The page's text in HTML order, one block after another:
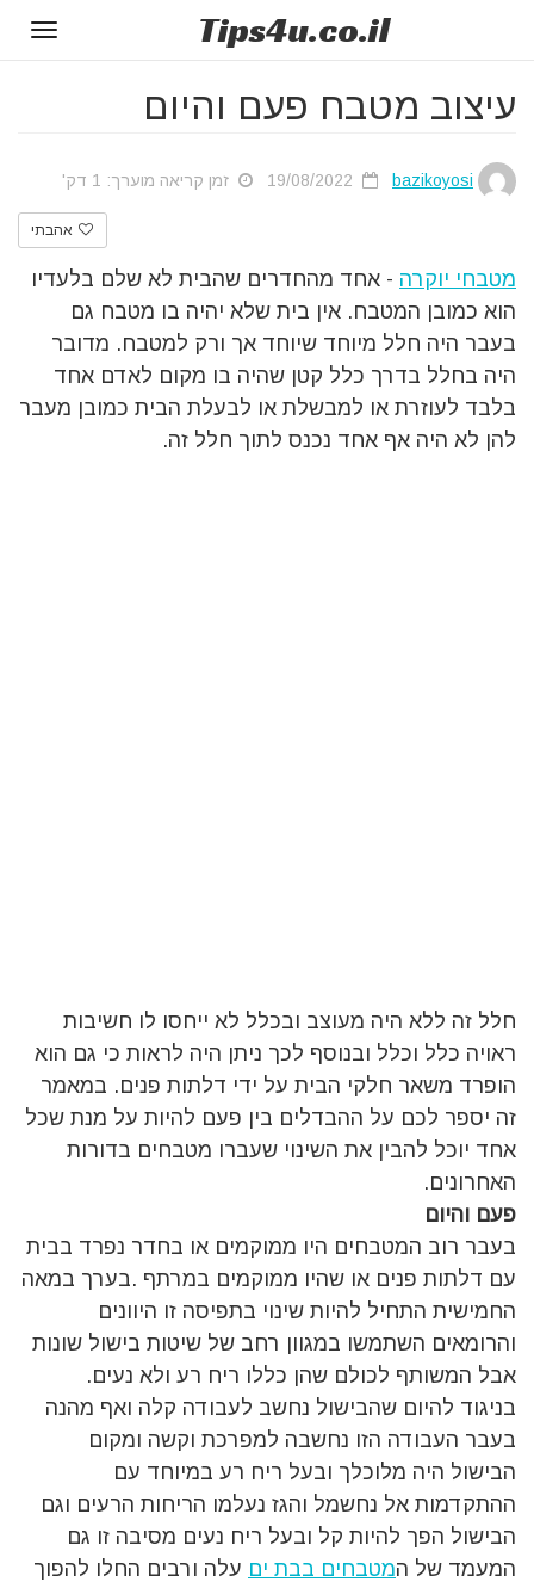
Tips4u.co.il
עיצוב מטבח פעם והיום
bazikoyosi זמן קריאה מוערך: 1 דק'
אהבתי
מטבחי יוקרה - אחד מהחדרים שהבית לא שלם בלעדיו
הוא כמובן המטבח. אין בית שלא יהיה בו מטבח גם
בעבר היה חלל מיוחד שיוחד אך ורק למטבח. מדובר
היה בחלל בדרך כלל קטן שהיה בו מקום לאדם אחד
בלבד לעוזרת או למבשלת או לבעלת הבית כמובן מעבר
להן לא היה אף אחד נכנס לתוך חלל זה.
חלל זה ללא היה מעוצב ובכלל לא ייחסו לו חשיבות
ראויה כלל וכלל ובנוסף לכך ניתן היה לראות כי גם הוא
הופרד משאר חלקי הבית על ידי דלתות פנים. במאמר
זה יספר לכם על ההבדלים בין פעם להיות על מנת שכל
אחד יוכל להבין את השינוי שעברו מטבחים בדורות
האחרונים.
פעם והיום
בעבר רוב המטבחים היו ממוקמים או בחדר נפרד בבית
עם דלתות פנים או שהיו ממוקמים במרתף .בערך במאה
החמישית התחיל להיות שינוי בתפיסה זו היוונים
והרומאים השתמשו במגוון רחב של שיטות בישול שונות
אבל המשותף לכולם שהן כללו ריח רע ולא נעים.
בניגוד להיום שהבישול נחשב לעבודה קלה ואף מהנה
בעבר העבודה הזו נחשבה למפרכת וקשה ומקום
הבישול היה מלוכלך ובעל ריח רע במיוחד עם
ההתקדמות אל נחשמל והגז נעלמו הריחות הרעים וגם
הבישול הפך להיות קל ובעל ריח נעים מסיבה זו גם
המעמד של המטבחים בבת ים עלה ורבים החלו להפוך